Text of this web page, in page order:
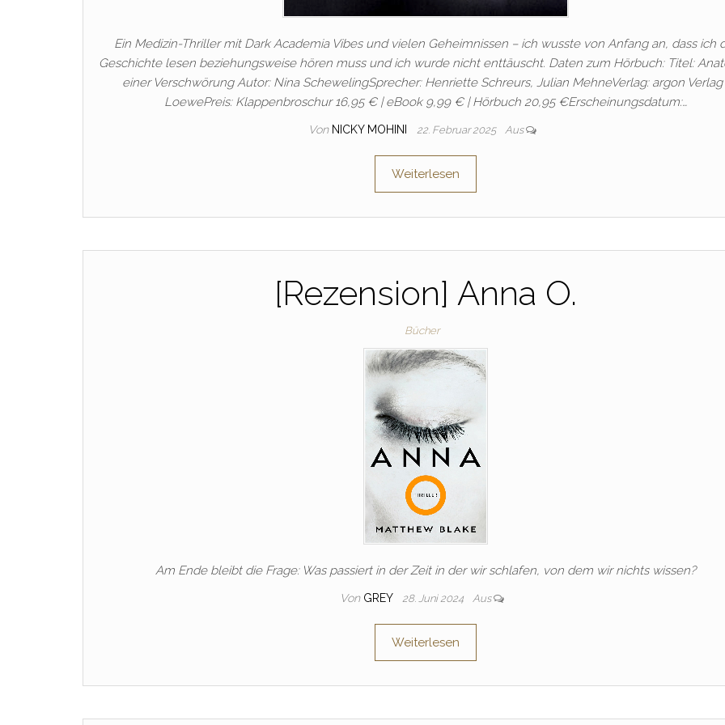
Ein Medizin-Thriller mit Dark Academia Vibes und vielen Geheimnissen – ich wusste von Anfang an, dass ich
Geschichte lesen beziehungsweise hören muss und ich wurde nicht enttäuscht. Daten zum Hörbuch: Titel:
einer Verschwörung Autor: Nina SchewelingSprecher: Henriette Schreurs, Julian MehneVerlag: argon Verlag
LoewePreis: Klappenbroschur 16,95 € | eBook 9,99 € | Hörbuch 20,95 €Erscheinungsdatum:…
Von NICKY MOHINI 22. Februar 2025 Aus
Weiterlesen
[Rezension] Anna O.
Bücher
Am Ende bleibt die Frage: Was passiert in der Zeit in der wir schlafen, von dem wir nichts wissen?
Von GREY 28. Juni 2024 Aus
Weiterlesen